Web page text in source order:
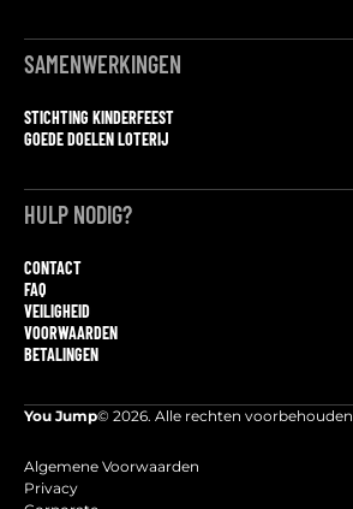
SAMENWERKINGEN
STICHTING KINDERFEEST
GOEDE DOELEN LOTERIJ
HULP NODIG?
CONTACT
FAQ
VEILIGHEID
VOORWAARDEN
BETALINGEN
You Jump© 2026. Alle rechten voorbehouden
Algemene Voorwaarden
Privacy